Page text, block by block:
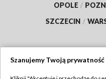
OPOLE /
SZCZECIN /
Szanujemy Twoją prywatność